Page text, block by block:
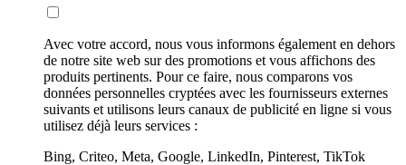
Avec votre accord, nous vous informons également en dehors
de notre site web sur des promotions et vous affichons des
produits pertinents. Pour ce faire, nous comparons vos
données personnelles cryptées avec les fournisseurs externes
suivants et utilisons leurs canaux de publicité en ligne si vous
utilisez déjà leurs services :
Bing, Criteo, Meta, Google, LinkedIn, Pinterest, TikTok